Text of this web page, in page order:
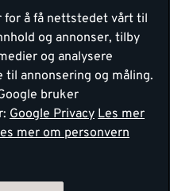
for å få nettstedet vårt til
og annonser, tilby
og analysere
til annonsering og måling.
bruker
Google Privacy Les mer
mer om personvern